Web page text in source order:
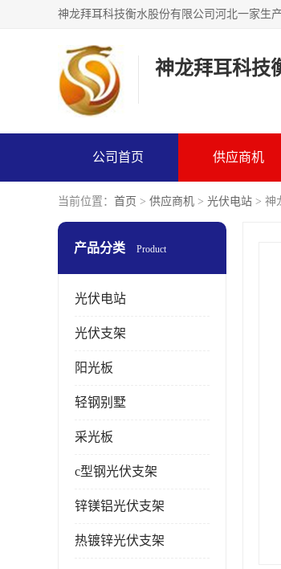
神龙拜耳科技
公司首页 供应商机
当前位置： 首页 > 供应商机 > 光伏电站 > 神
产品分类 Product
光伏电站
光伏支架
阳光板
轻钢别墅
采光板
c型钢光伏支架
锌镁铝光伏支架
热镀锌光伏支架